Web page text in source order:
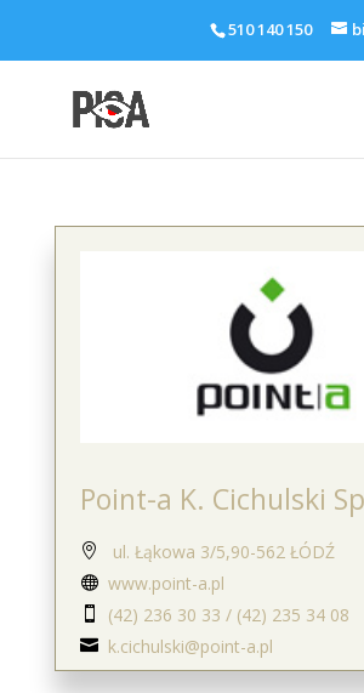
510 140 150
Point-a K. Cichulski
 ul. Łąkowa 3/5,90-562 ŁÓDŹ
 www.point-a.pl
 (42) 236 30 33 / (42) 235 34 08
 k.cichulski@point-a.pl